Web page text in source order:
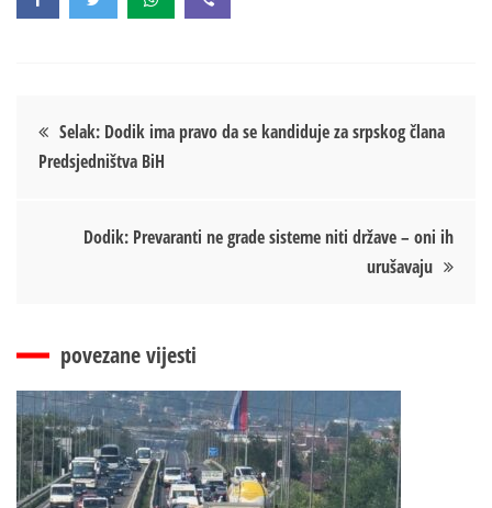
Кретање
чланка
Selak: Dodik ima pravo da se kandiduje za srpskog člana
Predsjedništva BiH
Dodik: Prevaranti ne grade sisteme niti države – oni ih
urušavaju
povezane vijesti